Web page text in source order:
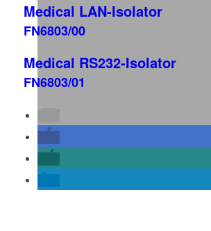
Medical LAN-Isolator
FN6803/00
Medical RS232-Isolator
FN6803/01